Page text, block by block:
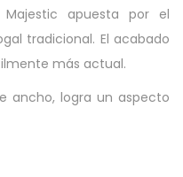
Majestic apuesta por el
tradicional. El acabado
más actual.
ancho, logra un aspecto